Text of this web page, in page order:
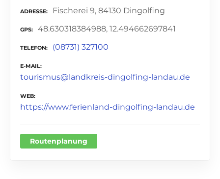
ADRESSE Fischerei 9, 84130 Dingolfing
GPS 48.630318384988, 12.494662697841
TELEFON (08731) 327100
E-MAIL
tourismus@landkreis-dingolfing-landau.de
WEB
https://www.ferienland-dingolfing-landau.de
Routenplanung